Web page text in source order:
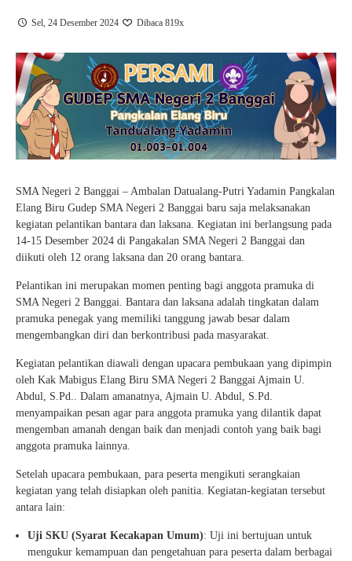
Guru Berbagi
Info Gtk
Sel, 24 Desember 2024 Dibaca 819x
SMA Negeri 2 Banggai – Ambalan Datualang-Putri Yadamin Pangkalan
Elang Biru Gudep SMA Negeri 2 Banggai baru saja melaksanakan
kegiatan pelantikan bantara dan laksana. Kegiatan ini berlangsung pada
14-15 Desember 2024 di Pangakalan SMA Negeri 2 Banggai dan
diikuti oleh 12 orang laksana dan 20 orang bantara.
Pelantikan ini merupakan momen penting bagi anggota pramuka di
SMA Negeri 2 Banggai. Bantara dan laksana adalah tingkatan dalam
pramuka penegak yang memiliki tanggung jawab besar dalam
mengembangkan diri dan berkontribusi pada masyarakat.
Kegiatan pelantikan diawali dengan upacara pembukaan yang dipimpin
oleh Kak Mabigus Elang Biru SMA Negeri 2 Banggai Ajmain U.
Abdul, S.Pd.. Dalam amanatnya, Ajmain U. Abdul, S.Pd.
menyampaikan pesan agar para anggota pramuka yang dilantik dapat
mengemban amanah dengan baik dan menjadi contoh yang baik bagi
anggota pramuka lainnya.
Setelah upacara pembukaan, para peserta mengikuti serangkaian
kegiatan yang telah disiapkan oleh panitia. Kegiatan-kegiatan tersebut
antara lain:
Uji SKU (Syarat Kecakapan Umum): Uji ini bertujuan untuk
mengukur kemampuan dan pengetahuan para peserta dalam berbagai